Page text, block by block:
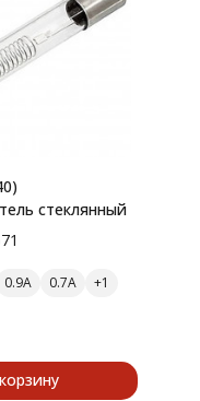
стеклянный
0.9A 0.7A